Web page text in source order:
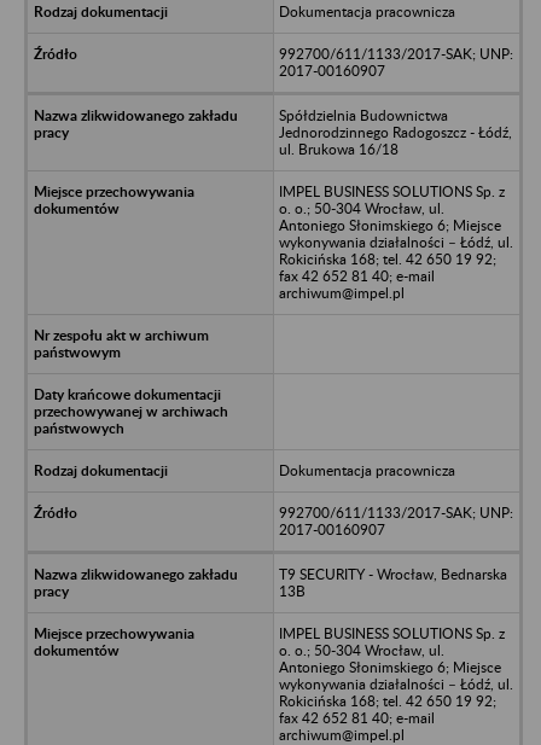
Dokumentacja pracownicza
992700/611/1133/2017-SAK; UNP:
2017-00160907
Spółdzielnia Budownictwa
Jednorodzinnego Radogoszcz - Łódź,
ul. Brukowa 16/18
IMPEL BUSINESS SOLUTIONS Sp. z
o. o.; 50-304 Wrocław, ul.
Antoniego Słonimskiego 6; Miejsce
wykonywania działalności – Łódź, ul.
Rokicińska 168; tel. 42 650 19 92;
fax 42 652 81 40; e-mail
archiwum@impel.pl
Dokumentacja pracownicza
992700/611/1133/2017-SAK; UNP:
2017-00160907
T9 SECURITY - Wrocław, Bednarska
13B
IMPEL BUSINESS SOLUTIONS Sp. z
o. o.; 50-304 Wrocław, ul.
Antoniego Słonimskiego 6; Miejsce
wykonywania działalności – Łódź, ul.
Rokicińska 168; tel. 42 650 19 92;
fax 42 652 81 40; e-mail
archiwum@impel.pl